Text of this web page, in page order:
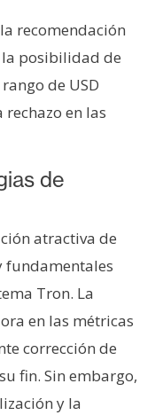
recomendación
la posibilidad de
de USD
en las
de
atractiva de
fundamentales
Tron. La
en las métricas
corrección de
fin. Sin embargo,
y la